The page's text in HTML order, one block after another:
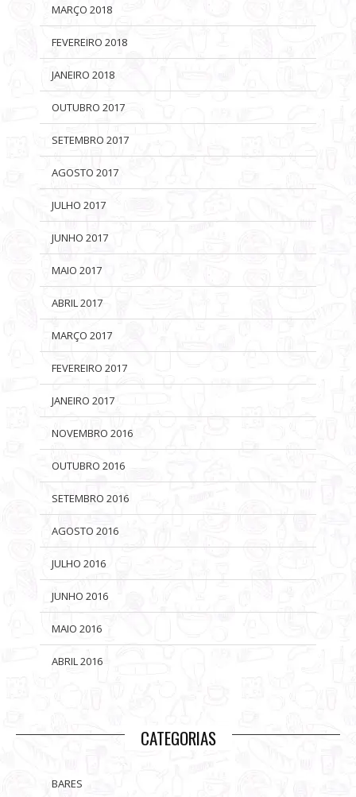
MARÇO 2018
FEVEREIRO 2018
JANEIRO 2018
OUTUBRO 2017
SETEMBRO 2017
AGOSTO 2017
JULHO 2017
JUNHO 2017
MAIO 2017
ABRIL 2017
MARÇO 2017
FEVEREIRO 2017
JANEIRO 2017
NOVEMBRO 2016
OUTUBRO 2016
SETEMBRO 2016
AGOSTO 2016
JULHO 2016
JUNHO 2016
MAIO 2016
ABRIL 2016
CATEGORIAS
BARES